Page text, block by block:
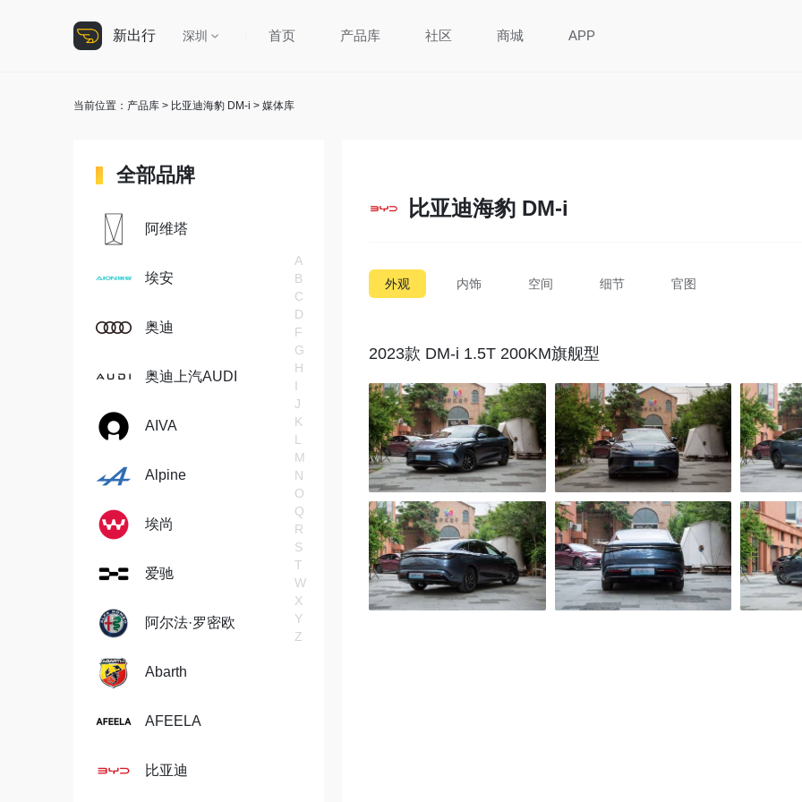
新出行 深圳 首页 产品库 社区 商城 APP
当前位置： 产品库 > 比亚迪海豹 DM-i > 媒体库
全部品牌
A
B
C
D
F
G
H
I
J
K
L
M
N
O
Q
R
S
T
W
X
Y
Z
阿维塔
埃安
奥迪
奥迪上汽AUDI
AIVA
Alpine
埃尚
爱驰
阿尔法·罗密欧
Abarth
AFEELA
比亚迪
比亚迪海豹 DM-i
外观 内饰 空间 细节 官图
2023款 DM-i 1.5T 200KM旗舰型